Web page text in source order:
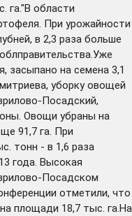
га."В области
При урожайности
в 2,3 раза больше
засыпано на семена 3,1
уборку овощей
Посадский,
Овощи убраны на
91,7 га. При
тонн - в 1,6 раза
года. Высокая
Посадском
отметили, что
площади 18,7 тыс. га.На